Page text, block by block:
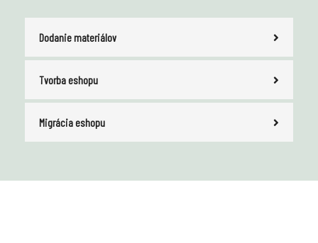
Dodanie materiálov
Tvorba eshopu
Migrácia eshopu